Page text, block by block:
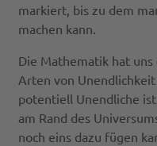
markiert, bis zu dem
machen kann.
Die Mathematik hat
Arten von
potentiell Unendliche
am Rand des
noch eins dazu fügen